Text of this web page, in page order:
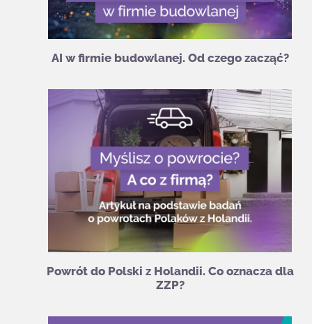
AI w firmie budowlanej. Od czego zacząć?
Powrót do Polski z Holandii. Co oznacza dla
ZZP?